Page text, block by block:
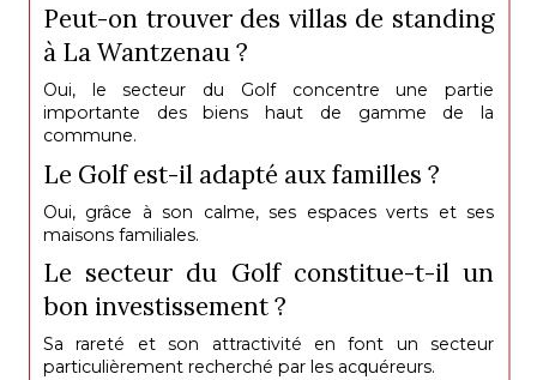
Peut-on trouver des villas de standing
à La Wantzenau ?
Oui, le secteur du Golf concentre une partie
importante des biens haut de gamme de la
commune.
Le Golf est-il adapté aux familles ?
Oui, grâce à son calme, ses espaces verts et ses
maisons familiales.
Le secteur du Golf constitue-t-il un
bon investissement ?
Sa rareté et son attractivité en font un secteur
particulièrement recherché par les acquéreurs.